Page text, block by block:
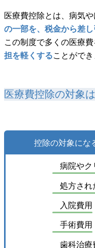
医療費控除とは、病気
の一部を、税金から差し
この制度で多くの医療
担を軽くする ことができ
医療費控除の対象
控除の対象にな
病院やク
処方され
入院費用
手術費用
歯科治療